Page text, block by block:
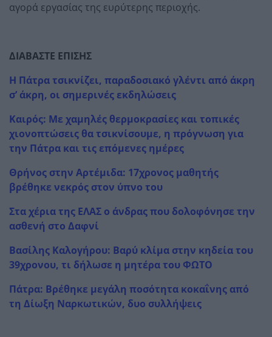
αγορά εργασίας της ευρύτερης περιοχής.
ΔΙΑΒΑΣΤΕ ΕΠΙΣΗΣ
Η Πάτρα τσικνίζει, παραδοσιακό γλέντι από άκρη
σ’ άκρη, οι σημερινές εκδηλώσεις
Καιρός: Με χαμηλές θερμοκρασίες και τοπικές
χιονοπτώσεις θα τσικνίσουμε, η πρόγνωση για
την Πάτρα και τις επόμενες ημέρες
Θρήνος στην Αρτέμιδα: 17χρονος μαθητής
βρέθηκε νεκρός στον ύπνο του
Στα χέρια της ΕΛΑΣ ο άνδρας που δολοφόνησε την
ασθενή στο Δαφνί
Βασίλης Καλογήρου: Βαρύ κλίμα στην κηδεία του
39χρονου, τι δήλωσε η μητέρα του ΦΩΤΟ
Πάτρα: Βρέθηκε μεγάλη ποσότητα κοκαΐνης από
τη Δίωξη Ναρκωτικών, δυο συλλήψεις